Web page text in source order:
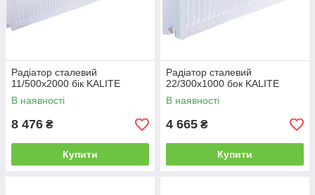
Радіатор сталевий
11/500х2000 бік KALITE
В наявності
8 476 ₴
Купити
Радіатор сталевий
22/300х1000 бок KALITE
В наявності
4 665 ₴
Купити